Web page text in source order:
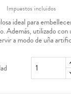
Impuestos incluidos
ideal para
Además, utilizado con
a modo de uña